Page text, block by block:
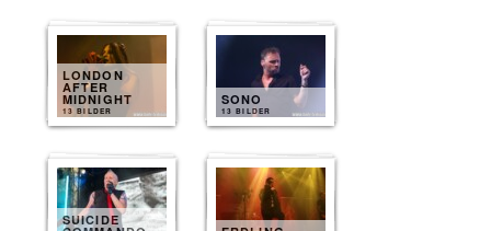
LONDON
AFTER
MIDNIGHT
13 BILDER
SONO
13 BILDER
SUICIDE